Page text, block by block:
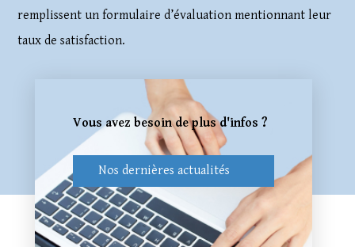
remplissent un formulaire d’évaluation mentionnant leur
taux de satisfaction.
Vous avez besoin de plus d'infos ?
Nos dernières actualités